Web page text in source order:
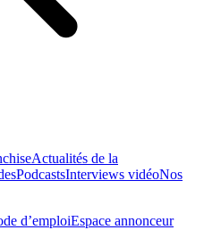
Actualités de la
PodcastsInterviews vidéoNos
d’emploiEspace annonceur